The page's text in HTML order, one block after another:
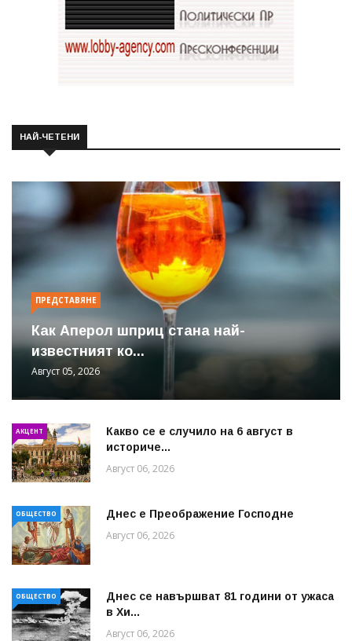
НАЙ-ЧЕТЕНИ
ПРЕДСТАВЯНЕ
Как Аперол шприц стана най-
известният ко...
Август 05, 2026
АКЦЕНТ
Какво се е случило на 6 август в
историче...
Август 06, 2026
ОБЩЕСТВО Днес е Преображение Господне
Август 06, 2026
ОБЩЕСТВО
Днес се навършват 81 години от ужаса
в Хи...
Август 06, 2026